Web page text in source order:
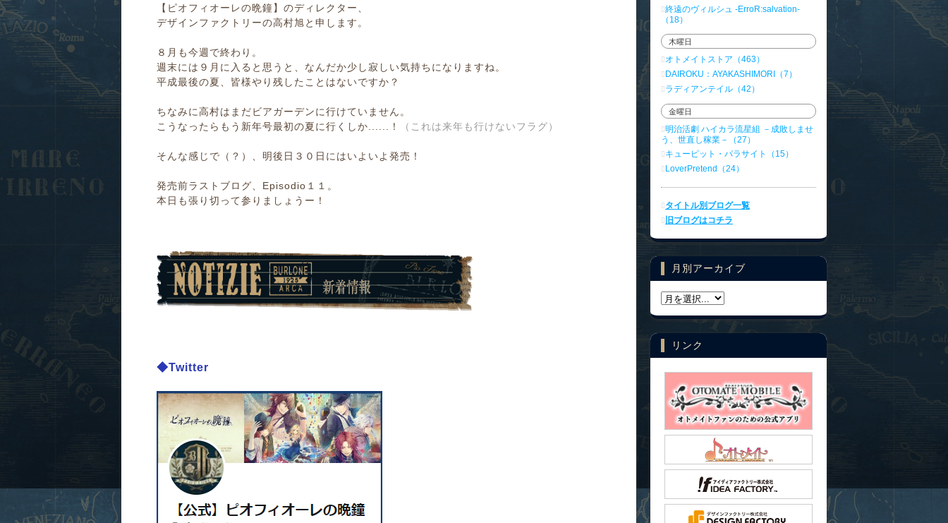
【ピオフィオーレの晩鐘】のディレクター、
デザインファクトリーの高村旭と申します。
８月も今週で終わり。
週末には９月に入ると思うと、なんだか少し寂しい気持ちになりますね。
平成最後の夏、皆様やり残したことはないですか？
ちなみに高村はまだビアガーデンに行けていません。
こうなったらもう新年号最初の夏に行くしか......！
（これは来年も行けないフラグ）
そんな感じで（？）、明後日３０日にはいよいよ発売！
発売前ラストブログ、Episodio１１。
本日も張り切って参りましょうー！
◆Twitter
終遠のヴィルシュ -ErroR:salvation-
（18）
木曜日
オトメイトストア（463）
DAIROKU：AYAKASHIMORI（7）
ラディアンテイル（42）
金曜日
明治活劇 ハイカラ流星組 －成敗しませ
う、世直し稼業－（27）
キューピット・パラサイト（15）
LoverPretend（24）
タイトル別ブログ一覧
旧ブログはコチラ
月別アーカイブ
リンク